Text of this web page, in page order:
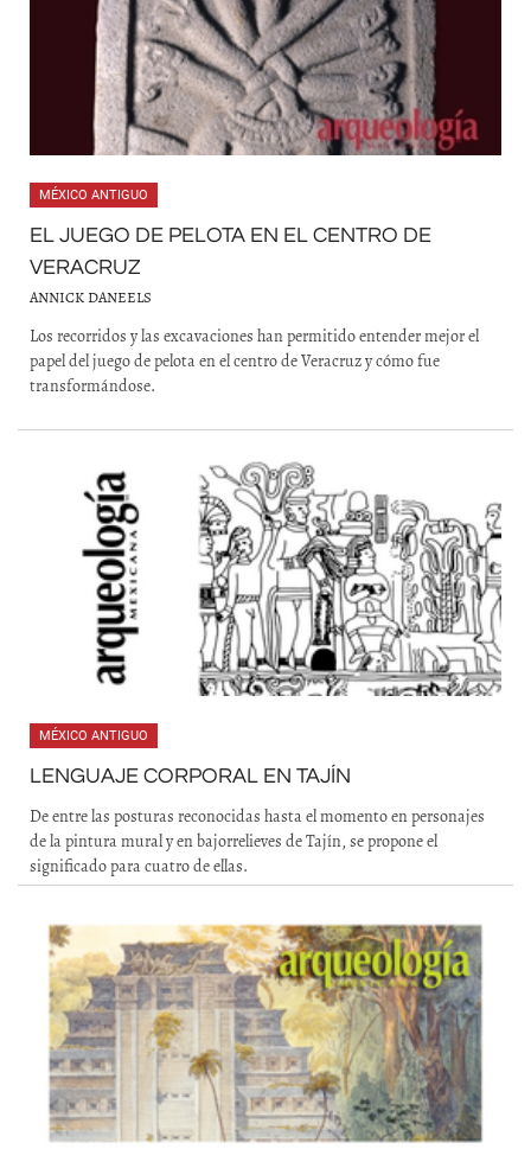
MÉXICO ANTIGUO
EL JUEGO DE PELOTA EN EL CENTRO DE
VERACRUZ
ANNICK DANEELS
Los recorridos y las excavaciones han permitido entender mejor el
papel del juego de pelota en el centro de Veracruz y cómo fue
transformándose.
MÉXICO ANTIGUO
LENGUAJE CORPORAL EN TAJÍN
De entre las posturas reconocidas hasta el momento en personajes
de la pintura mural y en bajorrelieves de Tajín, se propone el
significado para cuatro de ellas.